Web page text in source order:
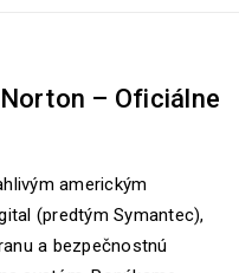
– Oficiálne
americkým
(predtým Symantec),
a bezpečnostnú